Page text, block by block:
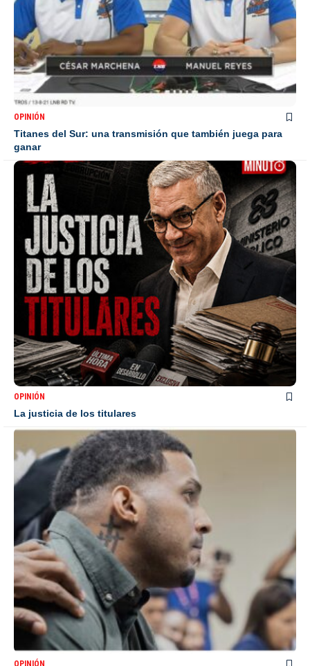
OPINIÓN
Titanes del Sur: una transmisión que también juega para
ganar
OPINIÓN
La justicia de los titulares
OPINIÓN